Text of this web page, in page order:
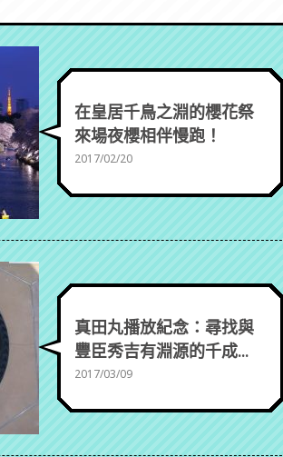
在皇居千鳥之淵的櫻花祭
來場夜櫻相伴慢跑！
2017/02/20
真田丸播放紀念：尋找與
豐臣秀吉有淵源的千成...
2017/03/09